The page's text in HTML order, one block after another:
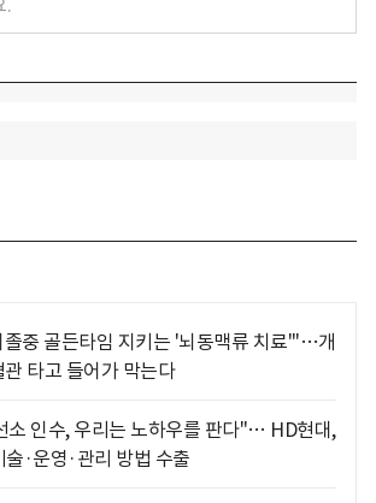
중 골든타임 지키는 '뇌동맥류 치료'"…개
관 타고 들어가 막는다
소 인수, 우리는 노하우를 판다"… HD현대,
술·운영·관리 방법 수출